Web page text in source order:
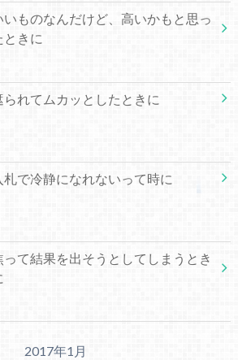
いものなんだけど、高いかもと思っ
ときに
られてムカッとしたときに
札で冷静になれないって時に
って結果を出そうとしてしまうとき
2017年1月